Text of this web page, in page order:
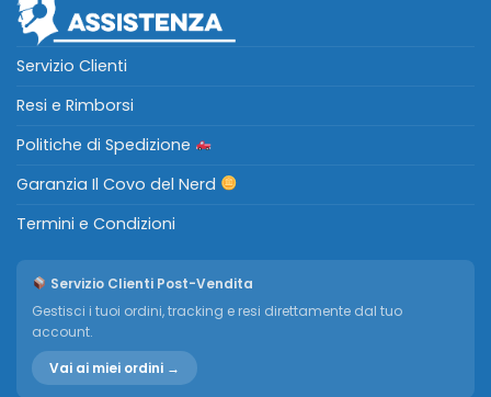
Servizio Clienti
Resi e Rimborsi
Politiche di Spedizione
Garanzia Il Covo del Nerd
Termini e Condizioni
Servizio Clienti Post-Vendita
Gestisci i tuoi ordini, tracking e resi direttamente dal tuo
account.
Vai ai miei ordini →